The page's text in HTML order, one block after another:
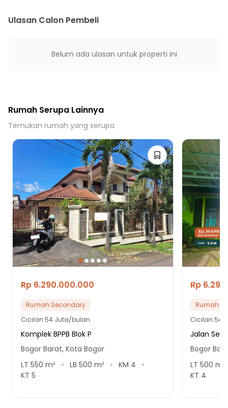
Ulasan Calon Pembeli
Belum ada ulasan untuk properti ini
Rumah Serupa Lainnya
Temukan rumah yang serupa
Rp 6.290.000.000
Rumah Secondary
Cicilan 54 Juta/bulan
Komplek BPPB Blok P
Bogor Barat, Kota Bogor
LT 550 m² LB 500 m² KM 4
KT 5
Rp
Rumah
Cicilan 54
Jalan
Bogor
LT 500 m²
KT 4